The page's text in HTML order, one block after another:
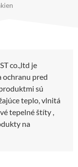
co.,ltd je
ochranu pred
sú
teplo, vlnitá
tepelné štíty ,
na